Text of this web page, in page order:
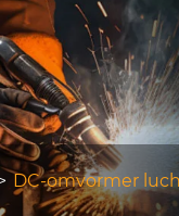
DC-omvormer